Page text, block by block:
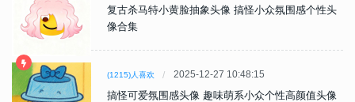
复古杀马特小黄脸抽象头像 搞怪小众氛围感个性头
像合集
(1215)人喜欢 2025-12-27 10:48:15
搞怪可爱氛围感头像 趣味萌系小众个性高颜值头像